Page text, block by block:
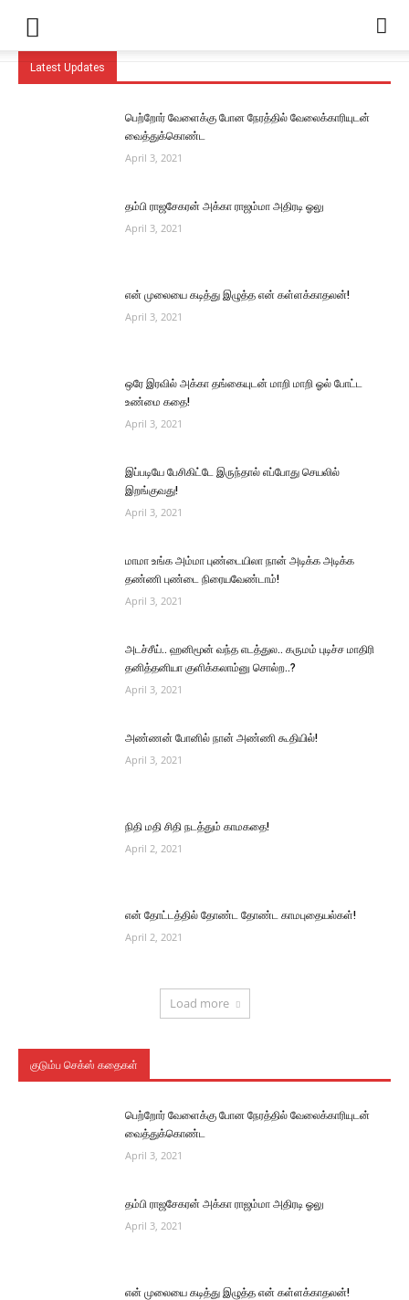
Latest Updates
பெற்றோர் வேளைக்கு போன நேரத்தில் வேலைக்காரியுடன்
வைத்துக்கொண்ட
April 3, 2021
தம்பி ராஜசேகரன் அக்கா ராஜம்மா அதிரடி ஓலு
April 3, 2021
என் முலையை கடித்து இழுத்த என் கள்ளக்காதலன்!
April 3, 2021
ஒரே இரவில் அக்கா தங்கையுடன் மாறி மாறி ஓல் போட்ட
உண்மை கதை!
April 3, 2021
இப்படியே பேசிகிட்டே இருந்தால் எப்போது செயலில்
இறங்குவது!
April 3, 2021
மாமா உங்க அம்மா புண்டையிலா நான் அடிக்க அடிக்க
தண்ணி புண்டை நிரையவேண்டாம்!
April 3, 2021
அடச்சீய்.. ஹனிமூன் வந்த எடத்துல.. கருமம் புடிச்ச மாதிரி
தனித்தனியா குளிக்கலாம்னு சொல்ற..?
April 3, 2021
அண்ணன் போனில் நான் அண்ணி கூதியில்!
April 3, 2021
நிதி மதி சிதி நடத்தும் காமகதை!
April 2, 2021
என் தோட்டத்தில் தோண்ட தோண்ட காமபுதையல்கள்!
April 2, 2021
Load more
குடும்ப செக்ஸ் கதைகள்
பெற்றோர் வேளைக்கு போன நேரத்தில் வேலைக்காரியுடன்
வைத்துக்கொண்ட
April 3, 2021
தம்பி ராஜசேகரன் அக்கா ராஜம்மா அதிரடி ஓலு
April 3, 2021
என் முலையை கடித்து இழுத்த என் கள்ளக்காதலன்!